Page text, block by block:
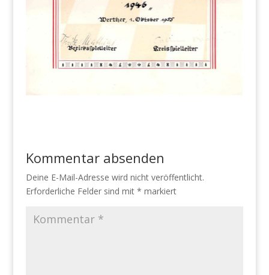
Kommentar absenden
Deine E-Mail-Adresse wird nicht veröffentlicht.
Erforderliche Felder sind mit * markiert